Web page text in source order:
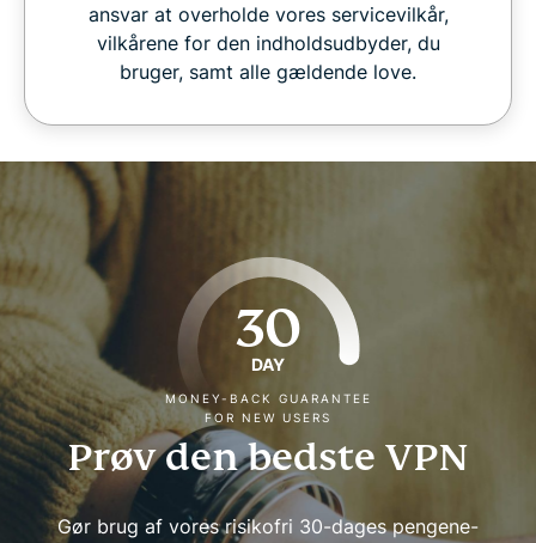
ansvar at overholde vores servicevilkår,
vilkårene for den indholdsudbyder, du
bruger, samt alle gældende love.
30
DAY
MONEY-BACK GUARANTEE
FOR NEW USERS
Prøv den bedste VPN
Gør brug af vores risikofri 30-dages pengene-